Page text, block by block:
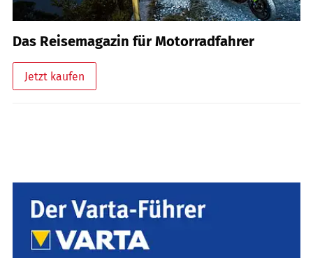
Das Reisemagazin für Motorradfahrer
Jetzt kaufen